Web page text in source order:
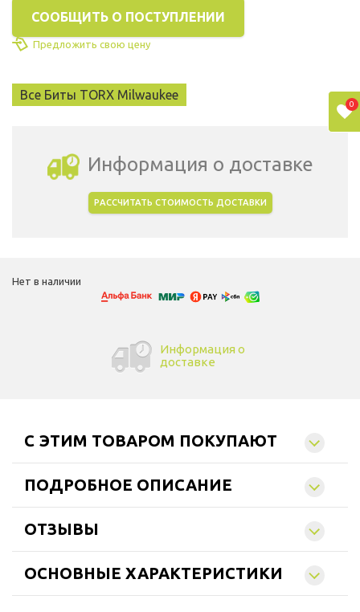
СООБЩИТЬ О ПОСТУПЛЕНИИ
Предложить свою цену
Все Биты TORX Milwaukee
Информация о доставке
РАССЧИТАТЬ СТОИМОСТЬ ДОСТАВКИ
Нет в наличии
Информация о
доставке
C ЭТИМ ТОВАРОМ ПОКУПАЮТ
ПОДРОБНОЕ ОПИСАНИЕ
ОТЗЫВЫ
ОСНОВНЫЕ ХАРАКТЕРИСТИКИ
0